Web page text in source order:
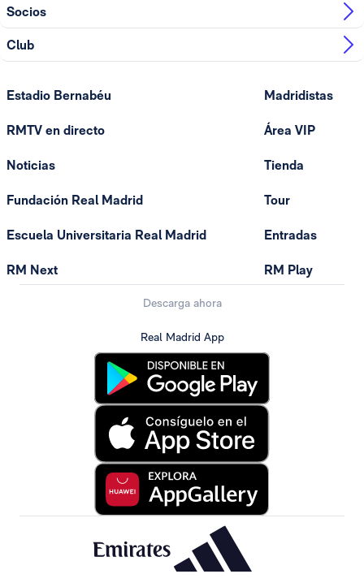
Socios
Club
Estadio Bernabéu
RMTV en directo
Noticias
Fundación Real Madrid
Escuela Universitaria Real Madrid
RM Next
Madridistas
Área VIP
Tienda
Tour
Entradas
RM Play
Descarga ahora
Real Madrid App